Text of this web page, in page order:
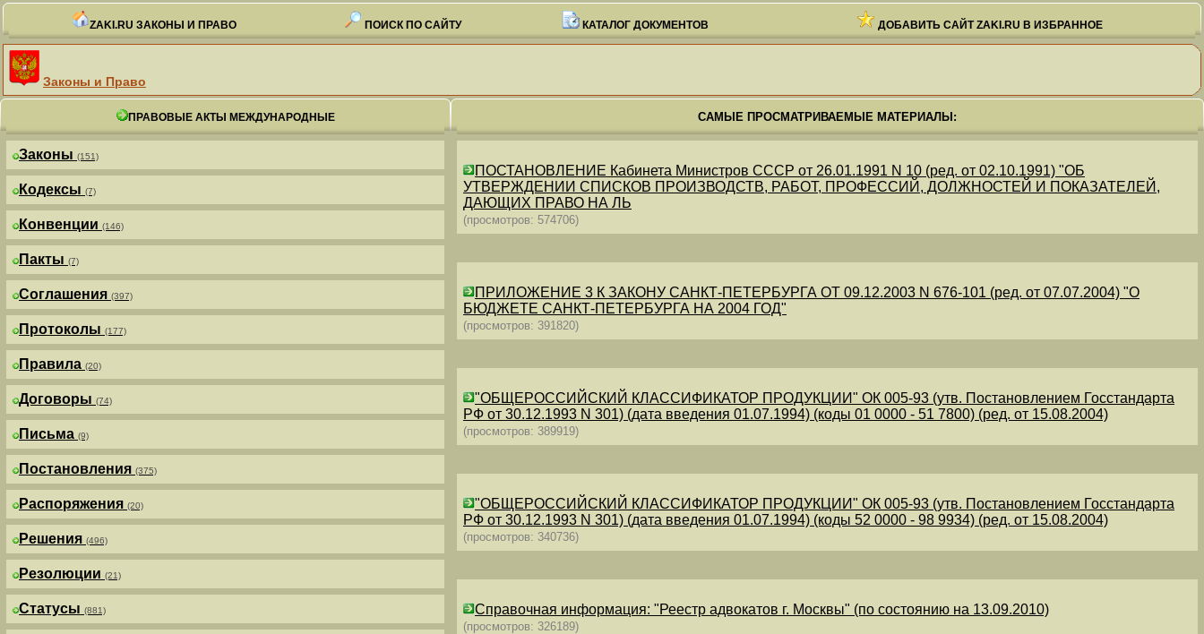
ZAKI.RU ЗАКОНЫ И ПРАВО ПОИСК ПО САЙТУ КАТАЛОГ ДОКУМЕНТОВ ДОБАВИТЬ САЙТ ZAKI.RU В ИЗБРАННОЕ
Законы и Право
ПРАВОВЫЕ АКТЫ МЕЖДУНАРОДНЫЕ
Законы (151)
Кодексы (7)
Конвенции (146)
Пакты (7)
Соглашения (397)
Протоколы (177)
Правила (20)
Договоры (74)
Письма (9)
Постановления (375)
Распоряжения (20)
Решения (496)
Резолюции (21)
Статусы (881)
САМЫЕ ПРОСМАТРИВАЕМЫЕ МАТЕРИАЛЫ:
ПОСТАНОВЛЕНИЕ Кабинета Министров СССР от 26.01.1991 N 10 (ред. от 02.10.1991) "ОБ
УТВЕРЖДЕНИИ СПИСКОВ ПРОИЗВОДСТВ, РАБОТ, ПРОФЕССИЙ, ДОЛЖНОСТЕЙ И ПОКАЗАТЕЛЕЙ,
ДАЮЩИХ ПРАВО НА ЛЬ
(просмотров: 574706)
ПРИЛОЖЕНИЕ 3 К ЗАКОНУ САНКТ-ПЕТЕРБУРГА ОТ 09.12.2003 N 676-101 (ред. от 07.07.2004) "О
БЮДЖЕТЕ САНКТ-ПЕТЕРБУРГА НА 2004 ГОД"
(просмотров: 391820)
"ОБЩЕРОССИЙСКИЙ КЛАССИФИКАТОР ПРОДУКЦИИ" ОК 005-93 (утв. Постановлением Госстандарта
РФ от 30.12.1993 N 301) (дата введения 01.07.1994) (коды 01 0000 - 51 7800) (ред. от 15.08.2004)
(просмотров: 389919)
"ОБЩЕРОССИЙСКИЙ КЛАССИФИКАТОР ПРОДУКЦИИ" ОК 005-93 (утв. Постановлением Госстандарта
РФ от 30.12.1993 N 301) (дата введения 01.07.1994) (коды 52 0000 - 98 9934) (ред. от 15.08.2004)
(просмотров: 340736)
Справочная информация: "Реестр адвокатов г. Москвы" (по состоянию на 13.09.2010)
(просмотров: 326189)